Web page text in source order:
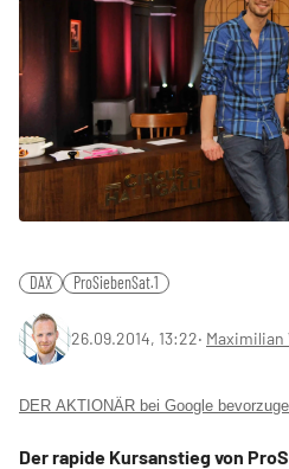
DAX ProSiebenSat.1
26.09.2014, 13:22‧ Maximilian
DER AKTIONÄR bei Google
Der rapide Kursanstieg von